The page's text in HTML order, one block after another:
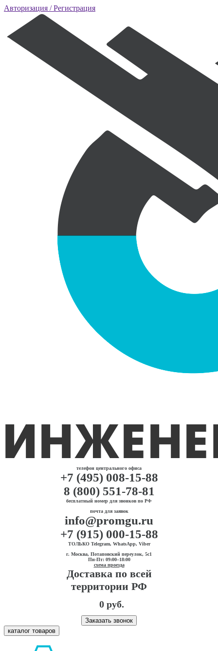
Авторизация / Регистрация
телефон центрального офиса
+7 (495) 008-15-88
8 (800) 551-78-81
бесплатный номер для звонков по РФ
почта для заявок
info@promgu.ru
+7 (915) 000-15-88
ТОЛЬКО Telegram, WhatsApp, Viber
г. Москва, Потаповский переулок, 5с1
Пн-Пт: 09:00–18:00
схема проезда
Доставка по всей
территории РФ
0 руб.
Заказать звонок
каталог товаров